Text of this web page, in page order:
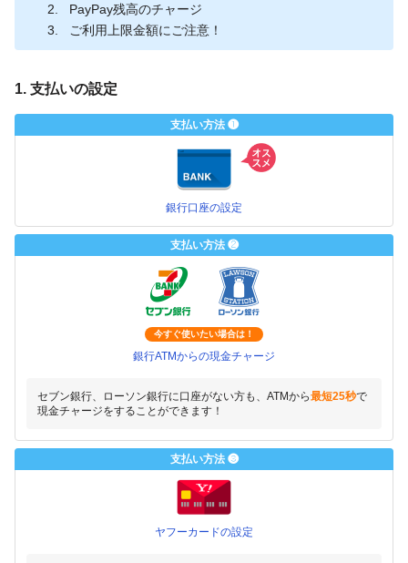
PayPay残高のチャージ
ご利用上限金額にご注意！
1. 支払いの設定
支払い方法 ❶
銀行口座の設定
支払い方法 ❷
今すぐ使いたい場合は！
銀行ATMからの現金チャージ
セブン銀行、ローソン銀行に口座がない方も、ATMから最短25秒で
現金チャージをすることができます！
支払い方法 ❸
ヤフーカードの設定